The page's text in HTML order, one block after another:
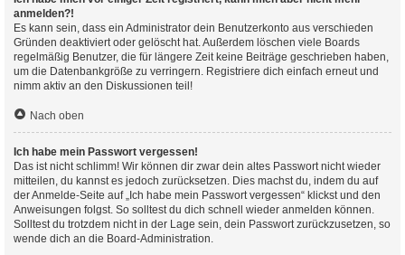
anmelden?!
Es kann sein, dass ein Administrator dein Benutzerkonto aus verschieden
Gründen deaktiviert oder gelöscht hat. Außerdem löschen viele Boards
regelmäßig Benutzer, die für längere Zeit keine Beiträge geschrieben haben,
um die Datenbankgröße zu verringern. Registriere dich einfach erneut und
nimm aktiv an den Diskussionen teil!
Nach oben
Ich habe mein Passwort vergessen!
Das ist nicht schlimm! Wir können dir zwar dein altes Passwort nicht wieder
mitteilen, du kannst es jedoch zurücksetzen. Dies machst du, indem du auf
der Anmelde-Seite auf „Ich habe mein Passwort vergessen“ klickst und den
Anweisungen folgst. So solltest du dich schnell wieder anmelden können.
Solltest du trotzdem nicht in der Lage sein, dein Passwort zurückzusetzen, so
wende dich an die Board-Administration.